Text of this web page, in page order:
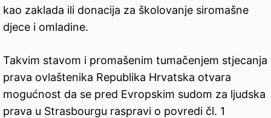
kao zaklada ili donacija za školovanje siromašne
djece i omladine.
Takvim stavom i promašenim tumačenjem stjecanja
prava ovlaštenika Republika Hrvatska otvara
mogućnost da se pred Evropskim sudom za ljudska
prava u Strasbourgu raspravi o povredi čl. 1